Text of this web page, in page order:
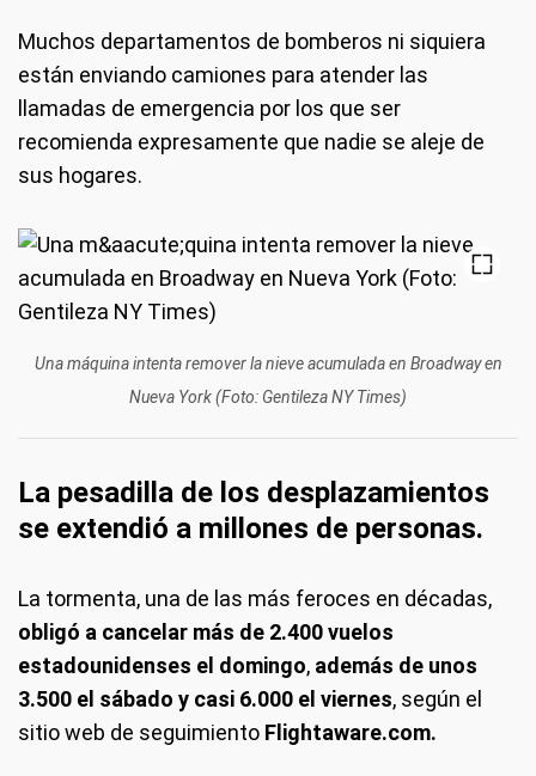
Muchos departamentos de bomberos ni siquiera
están enviando camiones para atender las
llamadas de emergencia por los que ser
recomienda expresamente que nadie se aleje de
sus hogares.
Una máquina intenta remover la nieve acumulada en Broadway en
Nueva York (Foto: Gentileza NY Times)
La pesadilla de los desplazamientos
se extendió a millones de personas.
La tormenta, una de las más feroces en décadas,
obligó a cancelar más de 2.400 vuelos
estadounidenses el domingo, además de unos
3.500 el sábado y casi 6.000 el viernes, según el
sitio web de seguimiento Flightaware.com.